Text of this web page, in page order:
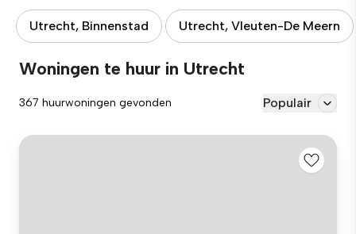
Utrecht, Binnenstad Utrecht, Vleuten-De Meern
Woningen te huur in Utrecht
367 huurwoningen gevonden Populair